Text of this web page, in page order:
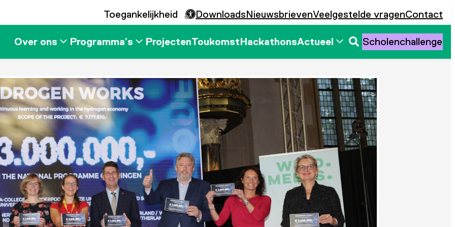
Toegankelijkheid DownloadsNieuwsbrievenVeelgestelde vragenContact
Over ons Programma’s ProjectenToukomstHackathonsActueel
Zoeken
openen
Scholenchallenge